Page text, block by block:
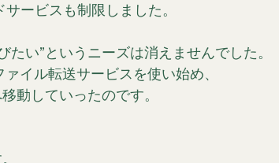
ービスも制限しました。
い”というニーズは消えませんでした。
イル転送サービスを使い始め、
動していったのです。